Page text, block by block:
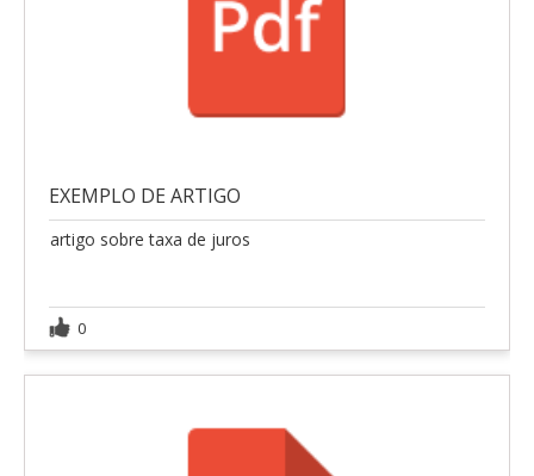
EXEMPLO DE ARTIGO
artigo sobre taxa de juros
0